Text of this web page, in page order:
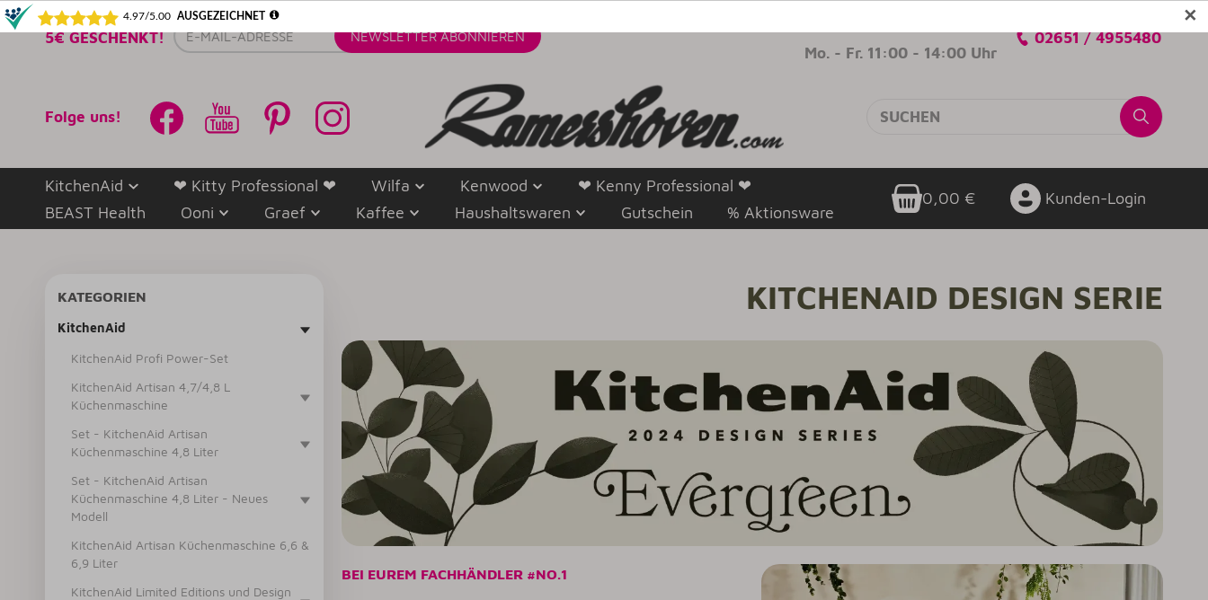
✕
5€ GESCHENKT! E-
Mail-
NEWSLETTER ABONNIEREN
Mo. - Fr. 11:00 - 14:00 Uhr
02651 / 4955480
Folge uns!
KitchenAid ❤ Kitty Professional ❤ Wilfa Kenwood
❤ Kenny Professional ❤
BEAST Health
Ooni Graef Kaffee Haushaltswaren Gutschein % Aktionsware
0,00 € Kunden-Login
KITCHENAID DESIGN SERIE
BEI EUREM FACHHÄNDLER #NO.1
KATEGORIEN
KitchenAid
KitchenAid Profi Power-Set
KitchenAid Artisan 4,7/4,8 L
Küchenmaschine
Set - KitchenAid Artisan
Küchenmaschine 4,8 Liter
Set - KitchenAid Artisan
Küchenmaschine 4,8 Liter - Neues
Modell
KitchenAid Artisan Küchenmaschine 6,6 &
6,9 Liter
KitchenAid Limited Editions und Design